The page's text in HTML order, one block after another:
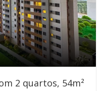
2 quartos, 54m²